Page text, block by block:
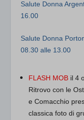
Salute Donna
16.00
Salute Donna
08.30 alle 13.00
FLASH MOB il 4
Ritrovo con le
e Comacchio
classica foto di